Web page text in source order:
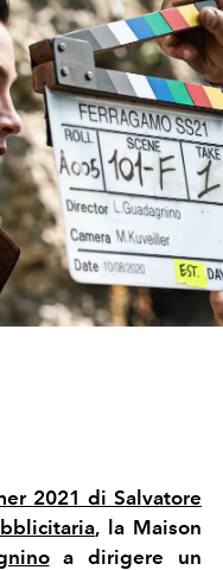
2021 di Salvatore
, la Maison
a dirigere un